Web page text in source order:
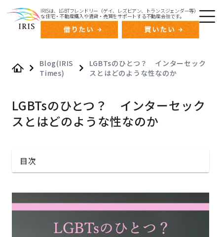
IRISは、LGBTフレンドリー（ゲイ、レズビアン、トランスジェンダー等）
な住宅・不動産購入や賃貸・売買をサポートする不動産会社です。
Blog(IRIS
Times)
LGBTsのひとつ？ インターセック
スとはどのような性なのか
LGBTsのひとつ？ インターセック
スとはどのような性なのか
目次